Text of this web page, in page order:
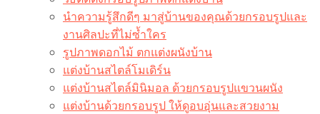
นำความรู้สึกดีๆ มาสู่บ้านของคุณด้วยกรอบรูปและ
งานศิลปะที่ไม่ซ้ำใคร
รูปภาพดอกไม้ ตกแต่งผนังบ้าน
แต่งบ้านสไตล์โมเดิร์น
แต่งบ้านสไตล์มินิมอล ด้วยกรอบรูปแขวนผนัง
แต่งบ้านด้วยกรอบรูป ให้ดูอบอุ่นและสวยงาม